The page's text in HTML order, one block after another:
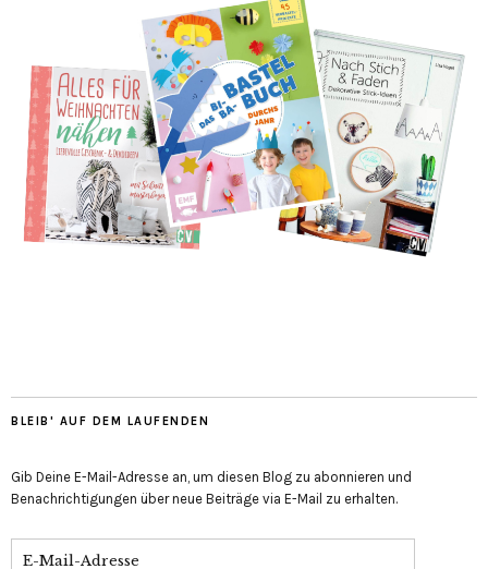
BLEIB' AUF DEM LAUFENDEN
Gib Deine E-Mail-Adresse an, um diesen Blog zu abonnieren und
Benachrichtigungen über neue Beiträge via E-Mail zu erhalten.